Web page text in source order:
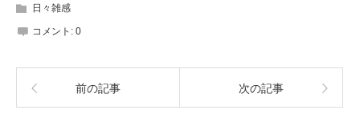
日々雑感
コメント: 0
前の記事 次の記事